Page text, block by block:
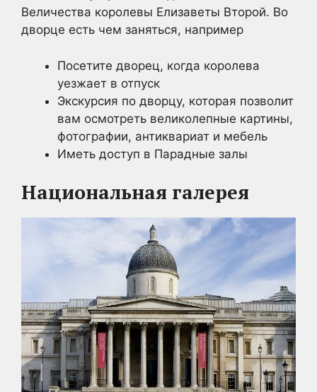
Величества королевы Елизаветы Второй. Во
дворце есть чем заняться, например
Посетите дворец, когда королева
уезжает в отпуск
Экскурсия по дворцу, которая позволит
вам осмотреть великолепные картины,
фотографии, антиквариат и мебель
Иметь доступ в Парадные залы
Национальная галерея